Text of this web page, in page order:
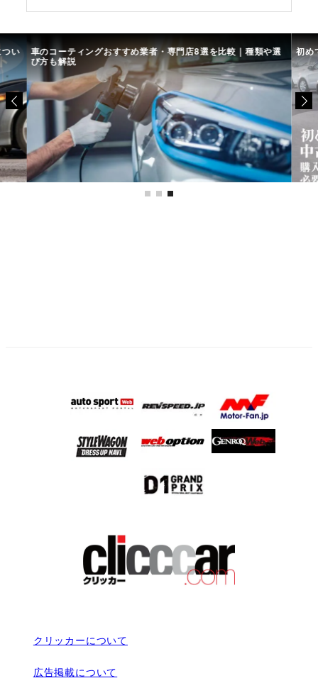
い 車のコーティングおすすめ業者・専門店8選を比較｜種類や選
び方も解説
初め
クリッカーについて
広告掲載について